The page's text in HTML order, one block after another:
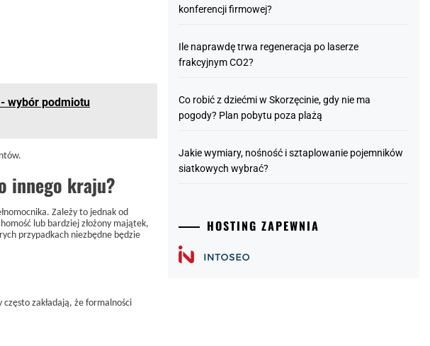
wybór podmiotu
innego kraju?
Zależy to jednak od
lub bardziej złożony majątek,
przypadkach niezbędne będzie
zakładają, że formalności
konferencji firmowej?
Ile naprawdę trwa regeneracja po laserze
frakcyjnym CO2?
Co robić z dziećmi w Skorzęcinie, gdy nie ma
pogody? Plan pobytu poza plażą
Jakie wymiary, nośność i sztaplowanie pojemników
siatkowych wybrać?
HOSTING ZAPEWNIA